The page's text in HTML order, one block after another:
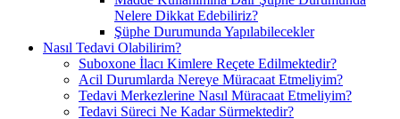
Nelere Dikkat Edebiliriz?
Şüphe Durumunda Yapılabilecekler
Nasıl Tedavi Olabilirim?
Suboxone İlacı Kimlere Reçete Edilmektedir?
Acil Durumlarda Nereye Müracaat Etmeliyim?
Tedavi Merkezlerine Nasıl Müracaat Etmeliyim?
Tedavi Süreci Ne Kadar Sürmektedir?